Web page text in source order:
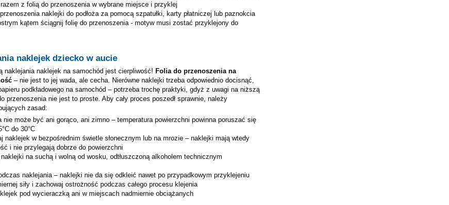
z folią do przenoszenia w wybrane miejsce i przyklej
naklejki do podłoża za pomocą szpatułki, karty płatniczej lub paznokcia
kątem ściągnij folię do przenoszenia - motyw musi zostać przyklejony do
naklejek dziecko w aucie
naklejania naklejek na samochód jest cierpliwość! Folia do przenoszenia na
– nie jest to jej wada, ale cecha. Nierówne naklejki trzeba odpowiednio docisnąć,
podkładowego na samochód – potrzeba trochę praktyki, gdyż z uwagi na niższą
przenoszenia nie jest to proste. Aby cały proces poszedł sprawnie, należy
zasad:
nie może być ani gorąco, ani zimno – temperatura powierzchni powinna poruszać się
do 30°C
naklejek w bezpośrednim świetle słonecznym lub na mrozie – naklejki mają wtedy
i nie przylegają dobrze do powierzchni
na suchą i wolną od wosku, odtłuszczoną alkoholem technicznym
naklejania – naklejki nie da się odkleić nawet po przypadkowym przyklejeniu
siły i zachowaj ostrożność podczas całego procesu klejenia
pod wycieraczką ani w miejscach nadmiernie obciążanych